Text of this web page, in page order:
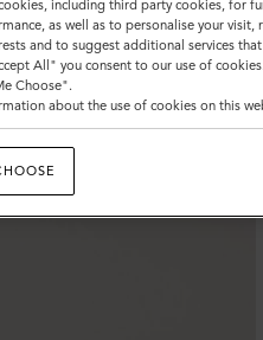
including third party cookies, for
as well as to personalise your
and to suggest additional services
All" you consent to our use of
Choose".
about the use of cookies on this